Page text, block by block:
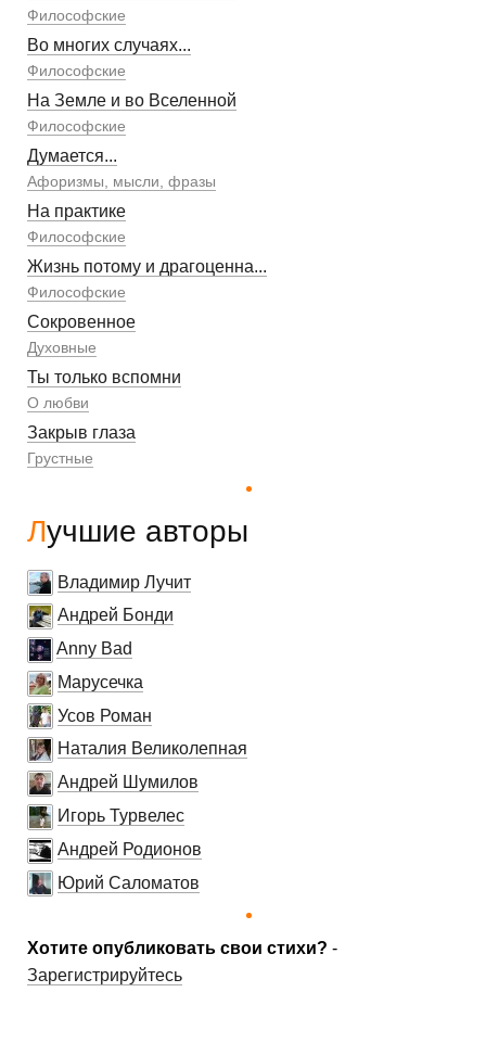
Философские
Во многих случаях...
Философские
На Земле и во Вселенной
Философские
Думается...
Афоризмы, мысли, фразы
На практике
Философские
Жизнь потому и драгоценна...
Философские
Сокровенное
Духовные
Ты только вспомни
О любви
Закрыв глаза
Грустные
Лучшие авторы
Владимир Лучит
Андрей Бонди
Anny Bad
Марусечка
Усов Роман
Наталия Великолепная
Андрей Шумилов
Игорь Турвелес
Андрей Родионов
Юрий Саломатов
Хотите опубликовать свои стихи? -
Зарегистрируйтесь